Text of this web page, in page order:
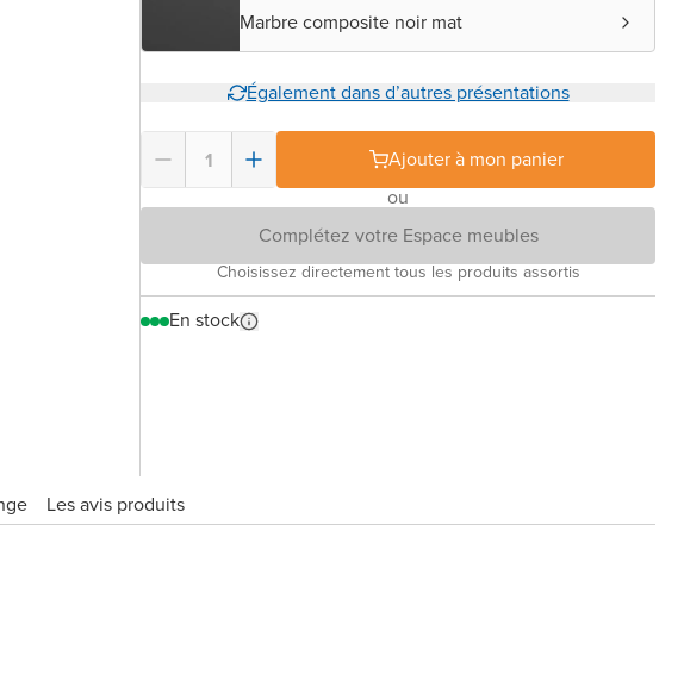
Marbre composite noir mat
Également dans d’autres présentations
Ajouter à mon panier
ou
Complétez votre Espace meubles
Choisissez directement tous les produits assortis
En stock
Les avis produits